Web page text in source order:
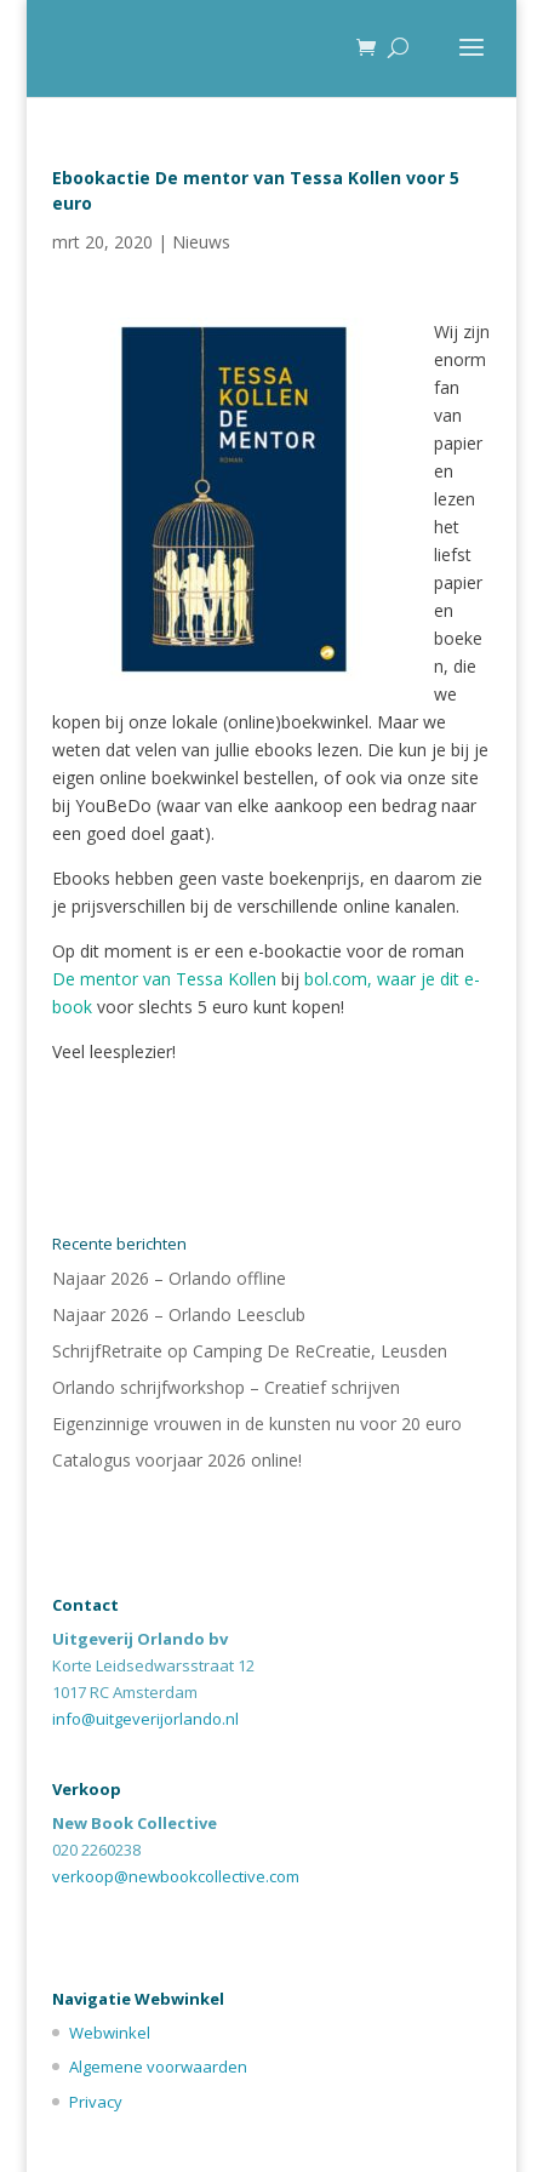
Ebookactie De mentor van Tessa Kollen voor 5
euro
mrt 20, 2020 | Nieuws
Wij zijn
enorm
fan
van
papier
en
lezen
het
liefst
papier
en
boeke
n, die
we
kopen bij onze lokale (online)boekwinkel. Maar we
weten dat velen van jullie ebooks lezen. Die kun je bij je
eigen online boekwinkel bestellen, of ook via onze site
bij YouBeDo (waar van elke aankoop een bedrag naar
een goed doel gaat).
Ebooks hebben geen vaste boekenprijs, en daarom zie
je prijsverschillen bij de verschillende online kanalen.
Op dit moment is er een e-bookactie voor de roman
De mentor van Tessa Kollen bij bol.com, waar je dit e-
bookvoor slechts 5 euro kunt kopen!
Veel leesplezier!
Recente berichten
Najaar 2026 – Orlando offline
Najaar 2026 – Orlando Leesclub
SchrijfRetraite op Camping De ReCreatie, Leusden
Orlando schrijfworkshop – Creatief schrijven
Eigenzinnige vrouwen in de kunsten nu voor 20 euro
Catalogus voorjaar 2026 online!
Contact
Uitgeverij Orlando bv
Korte Leidsedwarsstraat 12
1017 RC Amsterdam
info@uitgeverijorlando.nl
Verkoop
New Book Collective
020 2260238
verkoop@newbookcollective.com
Navigatie Webwinkel
Webwinkel
Algemene voorwaarden
Privacy